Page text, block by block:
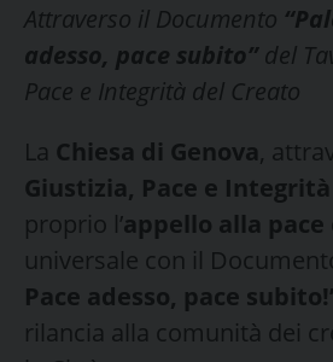
Attraverso il Documento
adesso, pace subito”del
Pace e Integrità del Creato
La Chiesa di Genova,
Giustizia, Pace e
proprio l’appello alla pace
universale con il
Pace adesso, pace
rilancia alla comunità dei